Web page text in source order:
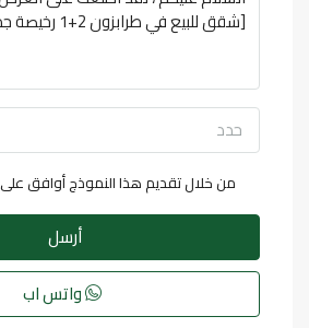
حدد
من خلال تقديم هذا النموذج أوافق على
أرسل
واتس اب